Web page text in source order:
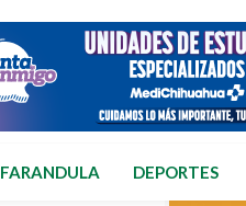
FARANDULA DEPORTES